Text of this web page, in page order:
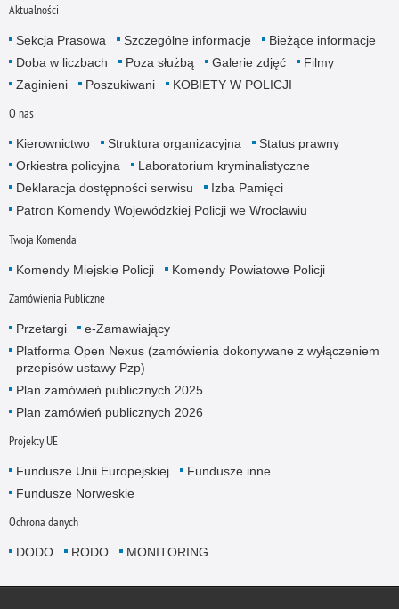
Aktualności
Sekcja Prasowa Szczególne informacje
Bieżące informacje
Doba w liczbach
Poza służbą Galerie zdjęć
Filmy
Zaginieni
Poszukiwani KOBIETY W POLICJI
O nas
Kierownictwo Struktura organizacyjna
Status prawny
Orkiestra policyjna
Laboratorium kryminalistyczne
Deklaracja dostępności serwisu
Izba Pamięci
Patron Komendy Wojewódzkiej Policji we Wrocławiu
Twoja Komenda
Komendy Miejskie Policji Komendy Powiatowe Policji
Zamówienia Publiczne
Przetargi
e-Zamawiający
Platforma Open Nexus (zamówienia dokonywane z wyłączeniem
przepisów ustawy Pzp)
Plan zamówień publicznych 2025
Plan zamówień publicznych 2026
Projekty UE
Fundusze Unii Europejskiej
Fundusze inne
Fundusze Norweskie
Ochrona danych
DODO RODO MONITORING